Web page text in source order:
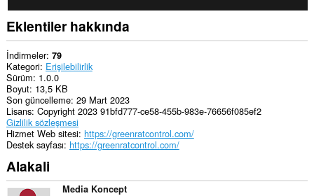
Eklentiler hakkında
İndirmeler 79
Kategori Erişilebilirlik
Sürüm 1.0.0
Boyut 13,5 KB
Son güncelleme 29 Mart 2023
Lisans Copyright 2023 91bfd777-ce58-455b-983e-76656f085ef2
Gizlilik sözleşmesi
Hizmet Web sitesi https://greenratcontrol.com/
Destek sayfası https://greenratcontrol.com/
Alakali
Media Koncept